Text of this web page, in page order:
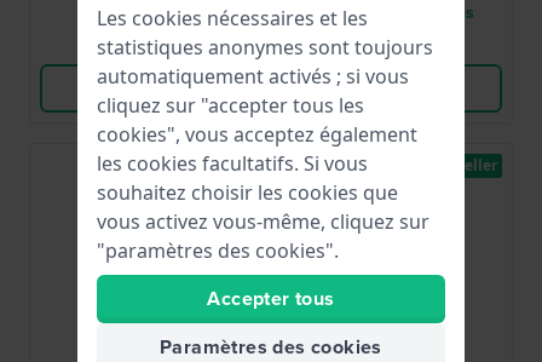
Comparer
Voir les produits
à 8 jours ouvrables
Comparer
Voir les produits
Best-seller Best-seller
Les cookies nécessaires et les
statistiques anonymes sont toujours
automatiquement activés ; si vous
cliquez sur "accepter tous les
cookies", vous acceptez également
les cookies facultatifs. Si vous
souhaitez choisir les cookies que
vous activez vous-même, cliquez sur
"paramètres des cookies".
Accepter tous
Paramètres des cookies